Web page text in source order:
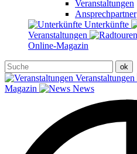
Veranstaltungen
Ansprechpartner
Unterkünfte
Veranstaltungen
Online-Magazin
Veranstaltungen
Magazin
News